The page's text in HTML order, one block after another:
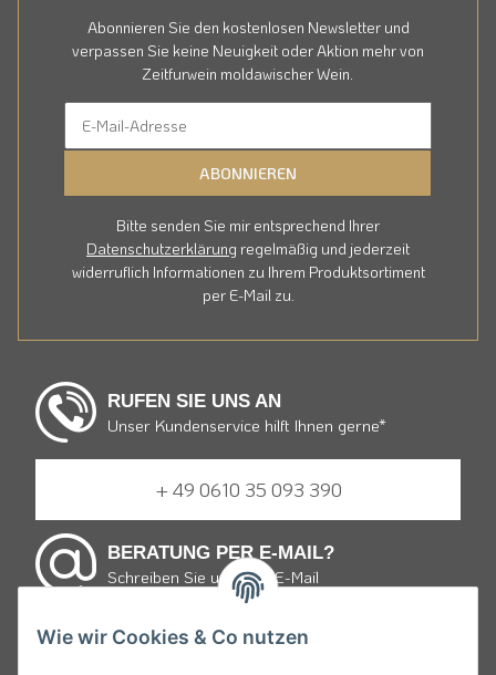
Abonnieren Sie den kostenlosen Newsletter und
verpassen Sie keine Neuigkeit oder Aktion mehr von
Zeitfurwein moldawischer Wein.
ABONNIEREN
Bitte senden Sie mir entsprechend Ihrer
Datenschutzerklärungregelmäßig und jederzeit
widerruflich Informationen zu Ihrem Produktsortiment
per E-Mail zu.
RUFEN SIE UNS AN
Unser Kundenservice hilft Ihnen gerne*
+ 49 0610 35 093 390
BERATUNG PER E-MAIL?
Schreiben Sie uns eine E-Mail
E-mail schreiben
Wie wir Cookies & Co nutzen